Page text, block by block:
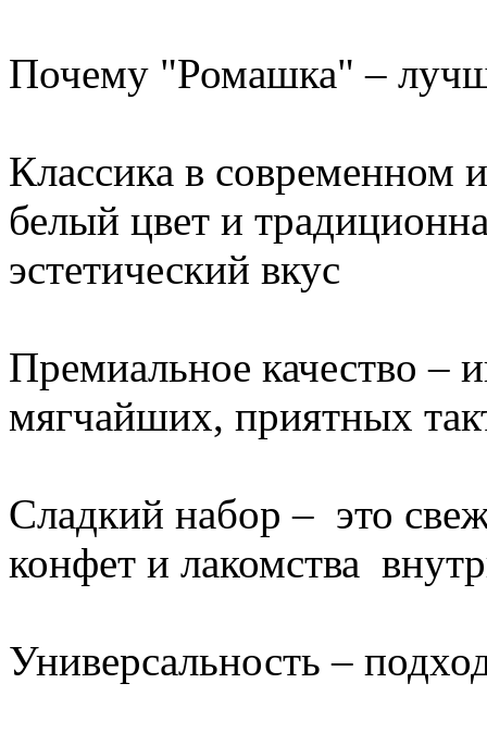
Почему "Ромашка" –
Классика в современном
белый цвет и
эстетический вкус
Премиальное качество –
мягчайших, приятных
Сладкий набор – это
конфет и лакомства
Универсальность –